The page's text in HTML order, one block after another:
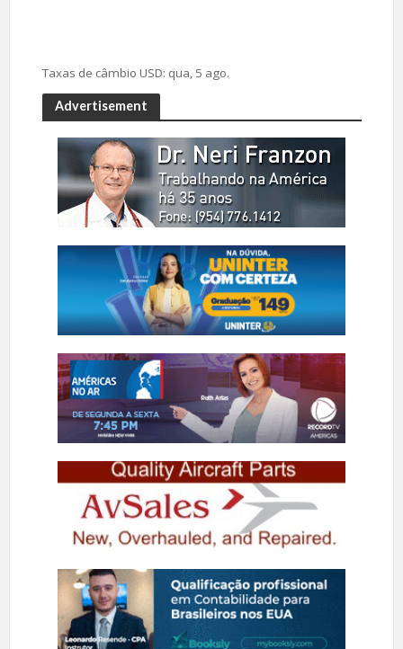
Taxas de câmbio USD: qua, 5 ago.
Advertisement